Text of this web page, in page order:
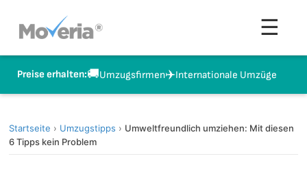
Inhalt
springen
☰
Preise erhalten:🚚Umzugsfirmen✈️Internationale Umzüge
Startseite › Umzugstipps › Umweltfreundlich umziehen: Mit diesen
6 Tipps kein Problem